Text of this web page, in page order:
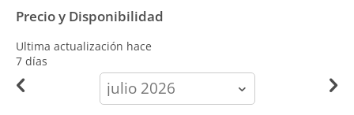
Precio y Disponibilidad
Ultima actualización hace
7 días
calendar-
month